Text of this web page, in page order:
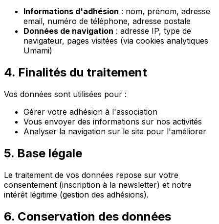
Informations d'adhésion : nom, prénom, adresse
email, numéro de téléphone, adresse postale
Données de navigation : adresse IP, type de
navigateur, pages visitées (via cookies analytiques
Umami)
4. Finalités du traitement
Vos données sont utilisées pour :
Gérer votre adhésion à l'association
Vous envoyer des informations sur nos activités
Analyser la navigation sur le site pour l'améliorer
5. Base légale
Le traitement de vos données repose sur votre
consentement (inscription à la newsletter) et notre
intérêt légitime (gestion des adhésions).
6. Conservation des données